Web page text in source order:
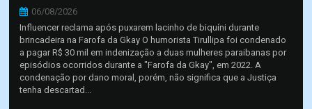
06/08/2026
Influencer reclama após puxarem lacinho de biquíni durante
brincadeira na Farofa da Gkay O humorista Tirullipa foi condenado
a pagar R$ 30 mil em indenização a duas mulheres paraibanas por
episódios ocorridos durante a "Farofa da Gkay", em 2022. A
condenação por dano moral, porém, não significa que a Justiça
tenha descartad...